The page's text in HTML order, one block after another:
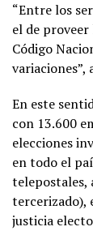
“Entre los
el de
Código
variaciones”,
En este
con 13.600
elecciones
en todo el
telepostales,
tercerizado),
justicia